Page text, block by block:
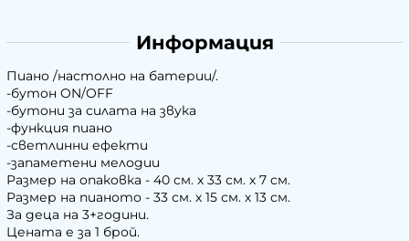
Информация
Пиано /настолно на батерии/.
-бутон ON/OFF
-бутони за силата на звука
-функция пиано
-светлинни ефекти
-запаметени мелодии
Размер на опаковка - 40 см. х 33 см. х 7 см.
Размер на пианото - 33 см. х 15 см. х 13 см.
За деца на 3+години.
Цената е за 1 брой.